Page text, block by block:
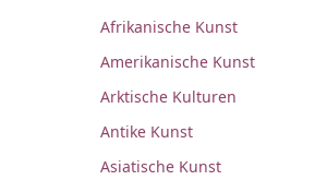
Afrikanische Kunst
Amerikanische Kunst
Arktische Kulturen
Antike Kunst
Asiatische Kunst